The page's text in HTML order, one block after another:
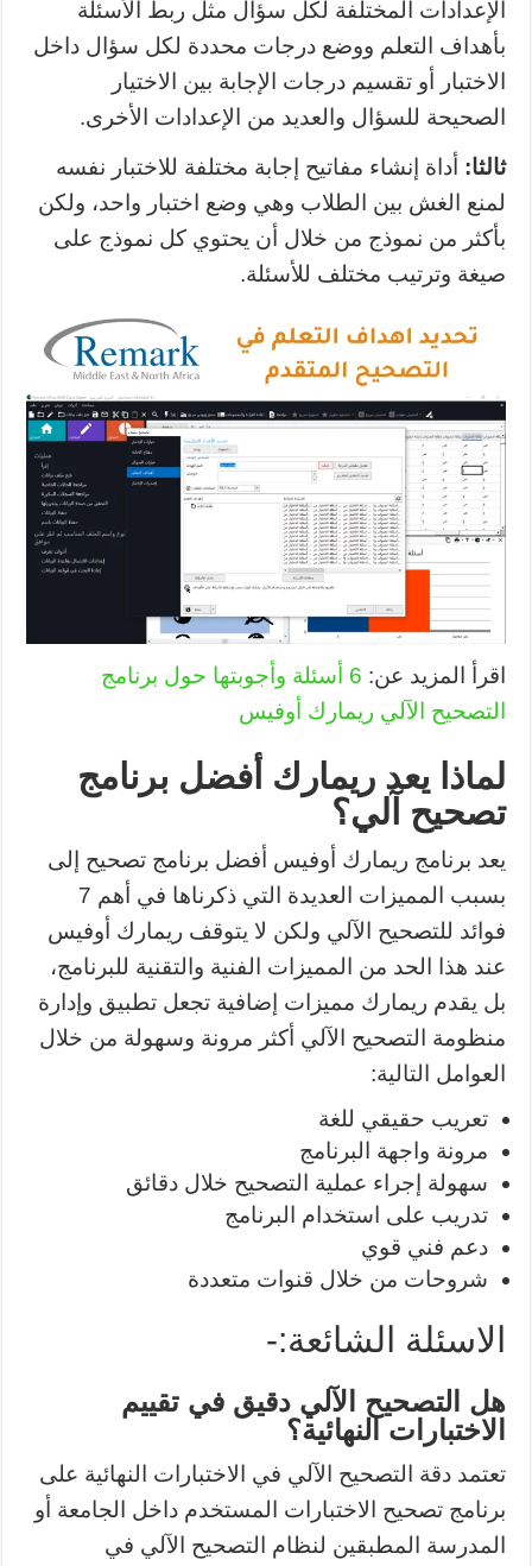
الإعدادات المختلفة لكل سؤال مثل ربط الأسئلة
بأهداف التعلم ووضع درجات محددة لكل سؤال داخل
الاختبار أو تقسيم درجات الإجابة بين الاختيار
الصحيحة للسؤال والعديد من الإعدادات الأخرى.
ثالثا: أداة إنشاء مفاتيح إجابة مختلفة للاختبار نفسه
لمنع الغش بين الطلاب وهي وضع اختبار واحد، ولكن
بأكثر من نموذج من خلال أن يحتوي كل نموذج على
صيغة وترتيب مختلف للأسئلة.
اقرأ المزيد عن:
6 أسئلة وأجوبتها حول برنامج
التصحيح الآلي ريمارك أوفيس
لماذا يعد ريمارك أفضل برنامج
تصحيح آلي؟
يعد برنامج ريمارك أوفيس أفضل برنامج تصحيح إلى
بسبب المميزات العديدة التي ذكرناها في أهم 7
فوائد للتصحيح الآلي ولكن لا يتوقف ريمارك أوفيس
عند هذا الحد من المميزات الفنية والتقنية للبرنامج،
بل يقدم ريمارك مميزات إضافية تجعل تطبيق وإدارة
منظومة التصحيح الآلي أكثر مرونة وسهولة من خلال
العوامل التالية:
تعريب حقيقي للغة
مرونة واجهة البرنامج
سهولة إجراء عملية التصحيح خلال دقائق
تدريب على استخدام البرنامج
دعم فني قوي
شروحات من خلال قنوات متعددة
الاسئلة الشائعة:-
هل التصحيح الآلي دقيق في تقييم
الاختبارات النهائية؟
تعتمد دقة التصحيح الآلي في الاختبارات النهائية على
برنامج تصحيح الاختبارات المستخدم داخل الجامعة أو
المدرسة المطبقين لنظام التصحيح الآلي في